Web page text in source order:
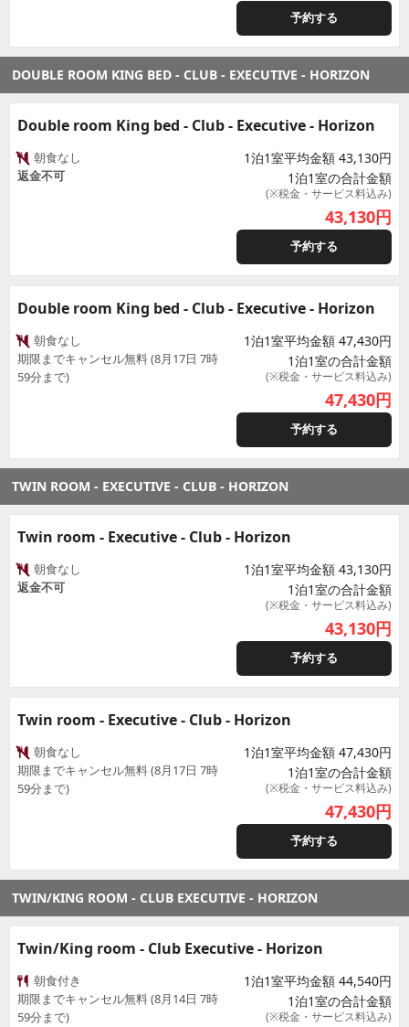
予約する
DOUBLE ROOM KING BED - CLUB - EXECUTIVE - HORIZON
Double room King bed - Club - Executive - Horizon
朝食なし
返金不可
1泊1室平均金額 43,130円
1泊1室の合計金額
(※税金・サービス料込み)
43,130円
予約する
Double room King bed - Club - Executive - Horizon
朝食なし
期限までキャンセル無料 (8月17日 7時
59分まで)
1泊1室平均金額 47,430円
1泊1室の合計金額
(※税金・サービス料込み)
47,430円
予約する
TWIN ROOM - EXECUTIVE - CLUB - HORIZON
Twin room - Executive - Club - Horizon
朝食なし
返金不可
1泊1室平均金額 43,130円
1泊1室の合計金額
(※税金・サービス料込み)
43,130円
予約する
Twin room - Executive - Club - Horizon
朝食なし
期限までキャンセル無料 (8月17日 7時
59分まで)
1泊1室平均金額 47,430円
1泊1室の合計金額
(※税金・サービス料込み)
47,430円
予約する
TWIN/KING ROOM - CLUB EXECUTIVE - HORIZON
Twin/King room - Club Executive - Horizon
朝食付き
期限までキャンセル無料 (8月14日 7時
59分まで)
1泊1室平均金額 44,540円
1泊1室の合計金額
(※税金・サービス料込み)